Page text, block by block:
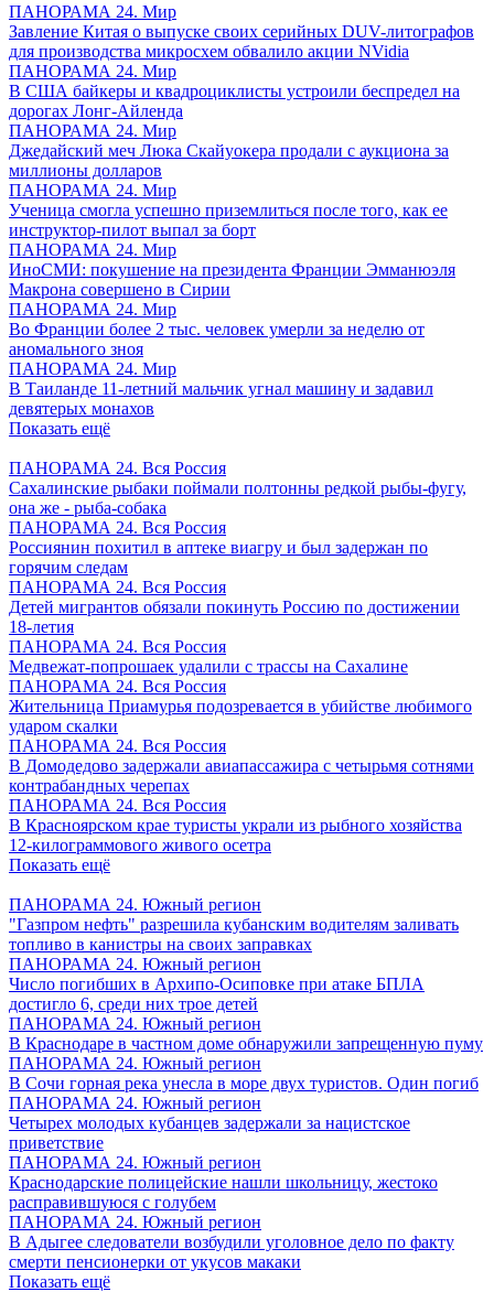
ПАНОРАМА 24. Мир
Завление Китая о выпуске своих серийных DUV-литографов
для производства микросхем обвалило акции NVidia
ПАНОРАМА 24. Мир
В США байкеры и квадроциклисты устроили беспредел на
дорогах Лонг-Айленда
ПАНОРАМА 24. Мир
Джедайский меч Люка Скайуокера продали с аукциона за
миллионы долларов
ПАНОРАМА 24. Мир
Ученица смогла успешно приземлиться после того, как ее
инструктор-пилот выпал за борт
ПАНОРАМА 24. Мир
ИноСМИ: покушение на президента Франции Эмманюэля
Макрона совершено в Сирии
ПАНОРАМА 24. Мир
Во Франции более 2 тыс. человек умерли за неделю от
аномального зноя
ПАНОРАМА 24. Мир
В Таиланде 11-летний мальчик угнал машину и задавил
девятерых монахов
Показать ещё
ПАНОРАМА 24. Вся Россия
Сахалинские рыбаки поймали полтонны редкой рыбы-фугу,
она же - рыба-собака
ПАНОРАМА 24. Вся Россия
Россиянин похитил в аптеке виагру и был задержан по
горячим следам
ПАНОРАМА 24. Вся Россия
Детей мигрантов обязали покинуть Россию по достижении
18-летия
ПАНОРАМА 24. Вся Россия
Медвежат-попрошаек удалили с трассы на Сахалине
ПАНОРАМА 24. Вся Россия
Жительница Приамурья подозревается в убийстве любимого
ударом скалки
ПАНОРАМА 24. Вся Россия
В Домодедово задержали авиапассажира с четырьмя сотнями
контрабандных черепах
ПАНОРАМА 24. Вся Россия
В Красноярском крае туристы украли из рыбного хозяйства
12-килограммового живого осетра
Показать ещё
ПАНОРАМА 24. Южный регион
"Газпром нефть" разрешила кубанским водителям заливать
топливо в канистры на своих заправках
ПАНОРАМА 24. Южный регион
Число погибших в Архипо-Осиповке при атаке БПЛА
достигло 6, среди них трое детей
ПАНОРАМА 24. Южный регион
В Краснодаре в частном доме обнаружили запрещенную пуму
ПАНОРАМА 24. Южный регион
В Сочи горная река унесла в море двух туристов. Один погиб
ПАНОРАМА 24. Южный регион
Четырех молодых кубанцев задержали за нацистское
приветствие
ПАНОРАМА 24. Южный регион
Краснодарские полицейские нашли школьницу, жестоко
расправившуюся с голубем
ПАНОРАМА 24. Южный регион
В Адыгее следователи возбудили уголовное дело по факту
смерти пенсионерки от укусов макаки
Показать ещё